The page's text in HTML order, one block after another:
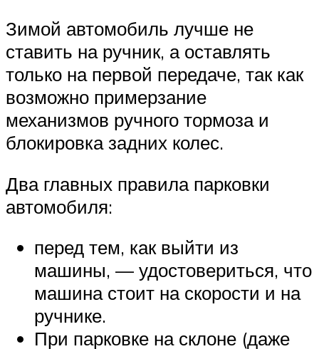
Зимой автомобиль лучше не
ставить на ручник, а оставлять
только на первой передаче, так как
возможно примерзание
механизмов ручного тормоза и
блокировка задних колес.
Два главных правила парковки
автомобиля:
перед тем, как выйти из
машины, — удостовериться, что
машина стоит на скорости и на
ручнике.
При парковке на склоне (даже